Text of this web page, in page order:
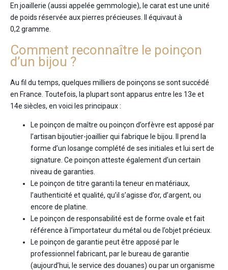
En joaillerie (aussi appelée gemmologie), le carat est une unité
de poids réservée aux pierres précieuses. Il équivaut à
0,2 gramme.
Comment reconnaître le poinçon
d’un bijou ?
Au fil du temps, quelques milliers de poinçons se sont succédé
en France. Toutefois, la plupart sont apparus entre les 13e et
14e siècles, en voici les principaux :
Le poinçon de maître ou poinçon d’orfèvre est apposé par
l’artisan bijoutier-joaillier qui fabrique le bijou. Il prend la
forme d’un losange complété de ses initiales et lui sert de
signature. Ce poinçon atteste également d’un certain
niveau de garanties.
Le poinçon de titre garanti la teneur en matériaux,
l’authenticité et qualité, qu’il s’agisse d’or, d’argent, ou
encore de platine.
Le poinçon de responsabilité est de forme ovale et fait
référence à l’importateur du métal ou de l’objet précieux.
Le poinçon de garantie peut être apposé par le
professionnel fabricant, par le bureau de garantie
(aujourd’hui, le service des douanes) ou par un organisme